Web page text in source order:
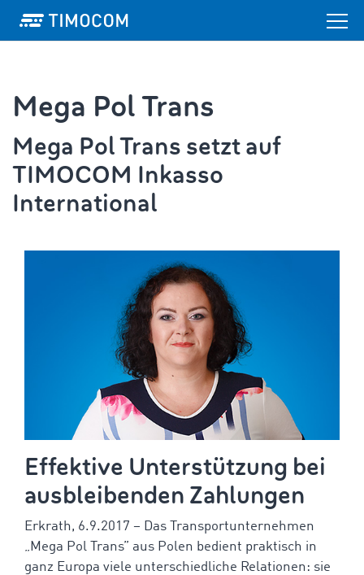
Mega Pol Trans
Mega Pol Trans setzt auf
TIMOCOM Inkasso
International
Effektive Unterstützung bei
ausbleibenden Zahlungen
Erkrath, 6.9.2017 – Das Transportunternehmen
„Mega Pol Trans” aus Polen bedient praktisch in
ganz Europa viele unterschiedliche Relationen: sie